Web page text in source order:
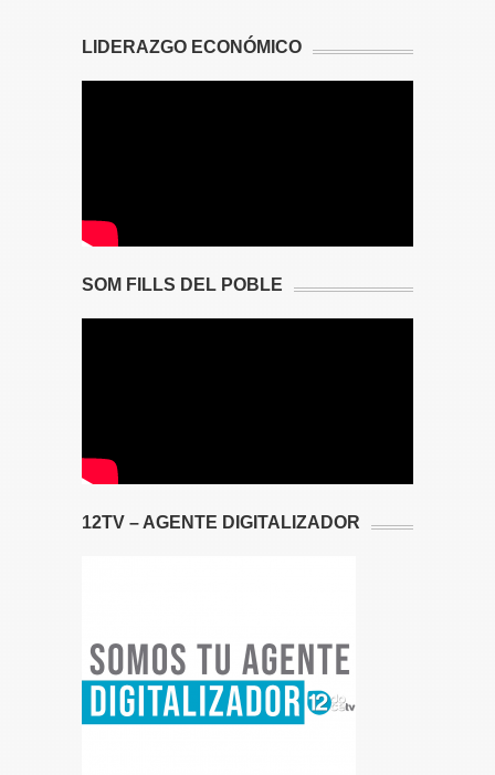
LIDERAZGO ECONÓMICO
SOM FILLS DEL POBLE
12TV – AGENTE DIGITALIZADOR